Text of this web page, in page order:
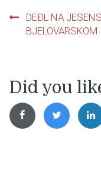
objava
DEĐL NA
Did you